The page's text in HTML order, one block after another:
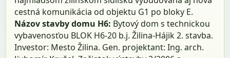
cestná komunikácia od objektu G1 po bloky E.
Názov stavby domu H6: Bytový dom s technickou
vybavenosťou BLOK H6-20 b.j. Žilina-Hájik 2. stavba.
Investor: Mesto Žilina. Gen. projektant: Ing. arch.